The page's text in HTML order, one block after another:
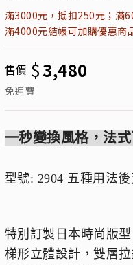
滿3000元，抵扣250元；滿
滿4000元結帳可加購優惠商
售價 $3,480
免運費
一秒變換風格，法
型號: 2904 五種用法
特別訂製日本時尚版型
梯形立體設計，雙層